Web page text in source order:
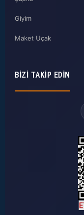
Giyim
Maket Uçak
BIZI TAKIP EDIN